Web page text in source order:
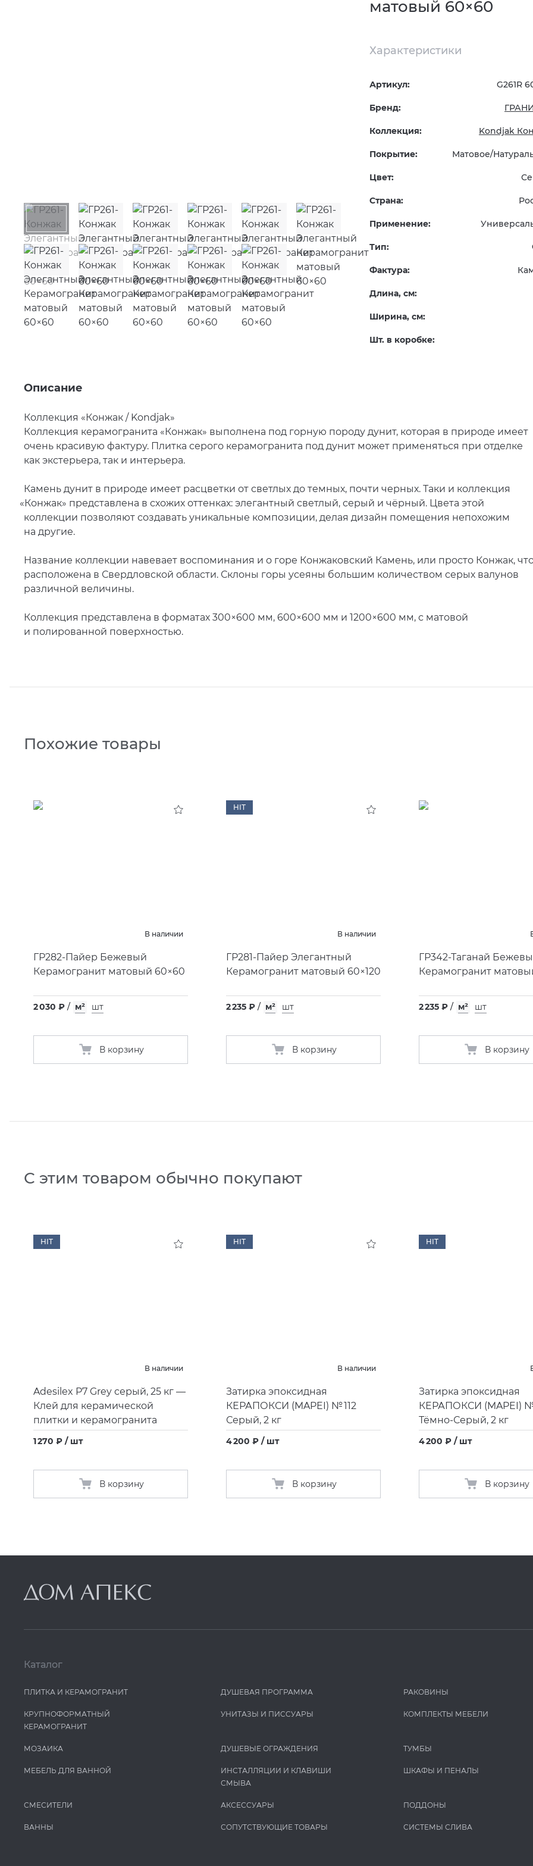
матовый 60×60
Характеристики
Артикул: G261R
Бренд:
Коллекция: Kondjak
Покрытие: Матовое/
Цвет:
Страна:
Применение:
Тип:
Фактура:
Длина, см:
Ширина, см:
Шт. в коробке:
Описание
Коллекция «Конжак / Kondjak»
Коллекция керамогранита «Конжак» выполнена под горную породу дунит, которая в природе имеет
очень красивую фактуру. Плитка серого керамогранита под дунит может применяться при отделке
как экстерьера, так и интерьера.
Камень дунит в природе имеет расцветки от светлых до темных, почти черных. Таки и коллекция
«Конжак» представлена в схожих оттенках: элегантный светлый, серый и чёрный. Цвета этой
коллекции позволяют создавать уникальные композиции, делая дизайн помещения непохожим
на другие.
Название коллекции навевает воспоминания и о горе Конжаковский Камень, или просто Конжак,
расположена в Свердловской области. Склоны горы усеяны большим количеством серых валунов
различной величины.
Коллекция представлена в форматах 300×600 мм, 600×600 мм и 1200×600 мм, с матовой
и полированной поверхностью.
Похожие товары
В наличии
ГР282-Пайер Бежевый
Керамогранит матовый 60×60
2 030 ₽ / м² шт
В корзину
HIT
В наличии
ГР281-Пайер Элегантный
Керамогранит матовый 60×120
2 235 ₽ / м² шт
В корзину
ГР342-Таганай
Керамогранит
2 235 ₽ / м² шт
В корзину
С этим товаром обычно покупают
HIT
В наличии
Adesilex P7 Grey серый, 25 кг —
Клей для керамической
плитки и керамогранита
1 270 ₽ / шт
В корзину
HIT
В наличии
Затирка эпоксидная
КЕРАПОКСИ (MAPEI) № 112
Серый, 2 кг
4 200 ₽ / шт
В корзину
HIT
Затирка эпоксидная
КЕРАПОКСИ (MAPEI) №
Тёмно-Серый, 2 кг
4 200 ₽ / шт
В корзину
Каталог
ПЛИТКА И КЕРАМОГРАНИТ
КРУПНОФОРМАТНЫЙ
КЕРАМОГРАНИТ
МОЗАИКА
МЕБЕЛЬ ДЛЯ ВАННОЙ
СМЕСИТЕЛИ
ВАННЫ
ДУШЕВАЯ ПРОГРАММА
УНИТАЗЫ И ПИCCУАРЫ
ДУШЕВЫЕ ОГРАЖДЕНИЯ
ИНСТАЛЛЯЦИИ И КЛАВИШИ
СМЫВА
АКСЕССУАРЫ
СОПУТСТВУЮЩИЕ ТОВАРЫ
РАКОВИНЫ
КОМПЛЕКТЫ МЕБЕЛИ
ТУМБЫ
ШКАФЫ И ПЕНАЛЫ
ПОДДОНЫ
СИСТЕМЫ СЛИВА